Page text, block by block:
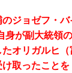
ジョゼフ・バ
が副大統領の
オリガルヒ
取ったことを